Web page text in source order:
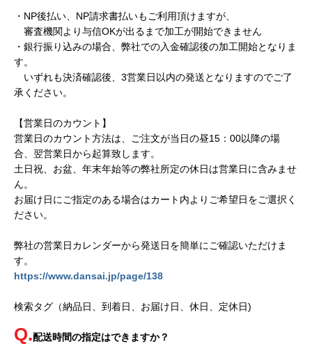
・NP後払い、NP請求書払いもご利用頂けますが、
審査機関より与信OKが出るまで加工が開始できません
・銀行振り込みの場合、弊社での入金確認後の加工開始となりま
す。
いずれも決済確認後、3営業日以内の発送となりますのでご了
承ください。
【営業日のカウント】
営業日のカウント方法は、ご注文が当日の昼15：00以降の場
合、翌営業日から起算致します。
土日祝、お盆、年末年始等の弊社所定の休日は営業日に含みませ
ん。
お届け日にご指定のある場合はカート内よりご希望日をご選択く
ださい。
弊社の営業日カレンダーから発送日を簡単にご確認いただけま
す。
https://www.dansai.jp/page/138
検索タグ（納品日、到着日、お届け日、休日、定休日)
配送時間の指定はできますか？